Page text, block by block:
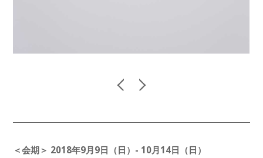
＜会期＞ 2018年9月9日（日）- 10月14日（日）